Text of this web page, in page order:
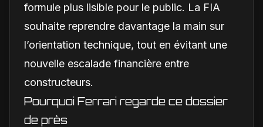
formule plus lisible pour le public. La FIA
souhaite reprendre davantage la main sur
l’orientation technique, tout en évitant une
nouvelle escalade financière entre
constructeurs.
Pourquoi Ferrari regarde ce dossier
de près